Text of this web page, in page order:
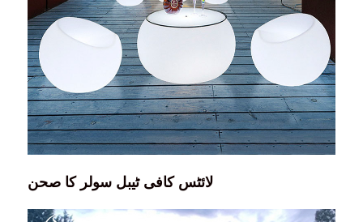
لائٹس کافی ٹیبل سولر کا صحن